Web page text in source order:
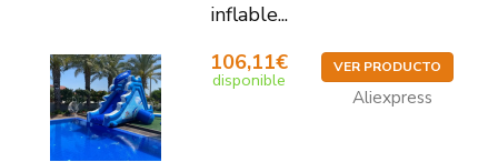
inflable...
106,11€
disponible
VER PRODUCTO
Aliexpress